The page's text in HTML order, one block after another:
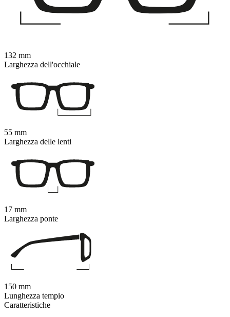
Caratteristiche
132 mm
Larghezza dell'occhiale
55 mm
Larghezza delle lenti
17 mm
Larghezza ponte
150 mm
Lunghezza tempio